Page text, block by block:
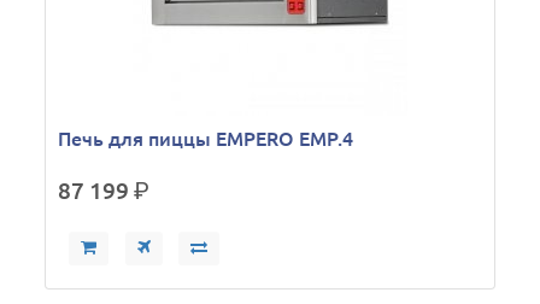
Печь для пиццы EMPERO EMP.4
87 199р.